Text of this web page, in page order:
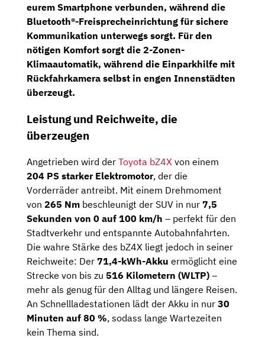
eurem Smartphone verbunden, während die
Bluetooth®-Freisprecheinrichtung für sichere
Kommunikation unterwegs sorgt. Für den
nötigen Komfort sorgt die 2-Zonen-
Klimaautomatik, während die Einparkhilfe mit
Rückfahrkamera selbst in engen Innenstädten
überzeugt.
Leistung und Reichweite, die
überzeugen
Angetrieben wird der Toyota bZ4X von einem
204 PS starker Elektromotor, der die
Vorderräder antreibt. Mit einem Drehmoment
von 265 Nm beschleunigt der SUV in nur 7,5
Sekunden von 0 auf 100 km/h – perfekt für den
Stadtverkehr und entspannte Autobahnfahrten.
Die wahre Stärke des bZ4X liegt jedoch in seiner
Reichweite: Der 71,4-kWh-Akku ermöglicht eine
Strecke von bis zu 516 Kilometern (WLTP) –
mehr als genug für den Alltag und längere Reisen.
An Schnellladestationen lädt der Akku in nur 30
Minuten auf 80 %, sodass lange Wartezeiten
kein Thema sind.